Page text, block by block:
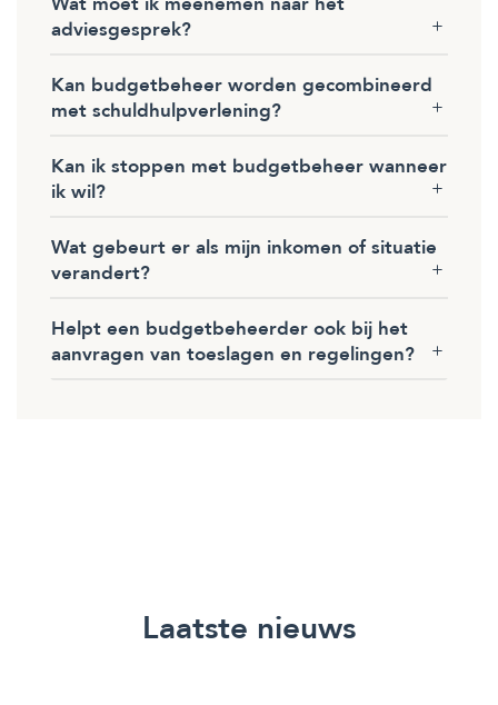
adviesgesprek?
Kan budgetbeheer worden gecombineerd
met schuldhulpverlening?
Kan ik stoppen met budgetbeheer wanneer
ik wil?
Wat gebeurt er als mijn inkomen of situatie
verandert?
Helpt een budgetbeheerder ook bij het
aanvragen van toeslagen en regelingen?
Laatste nieuws